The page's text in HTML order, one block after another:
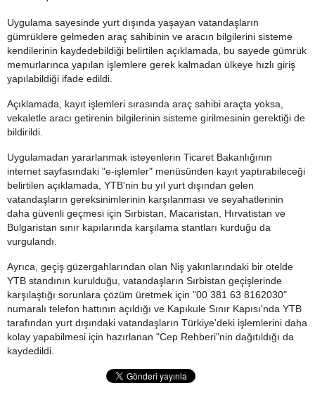
Uygulama sayesinde yurt dışında yaşayan vatandaşların
gümrüklere gelmeden araç sahibinin ve aracın bilgilerini sisteme
kendilerinin kaydedebildiği belirtilen açıklamada, bu sayede gümrük
memurlarınca yapılan işlemlere gerek kalmadan ülkeye hızlı giriş
yapılabildiği ifade edildi.
Açıklamada, kayıt işlemleri sırasında araç sahibi araçta yoksa,
vekaletle aracı getirenin bilgilerinin sisteme girilmesinin gerektiği de
bildirildi.
Uygulamadan yararlanmak isteyenlerin Ticaret Bakanlığının
internet sayfasındaki "e-işlemler" menüsünden kayıt yaptırabileceği
belirtilen açıklamada, YTB'nin bu yıl yurt dışından gelen
vatandaşların gereksinimlerinin karşılanması ve seyahatlerinin
daha güvenli geçmesi için Sırbistan, Macaristan, Hırvatistan ve
Bulgaristan sınır kapılarında karşılama stantları kurduğu da
vurgulandı.
Ayrıca, geçiş güzergahlarından olan Niş yakınlarındaki bir otelde
YTB standının kurulduğu, vatandaşların Sırbistan geçişlerinde
karşılaştığı sorunlara çözüm üretmek için "00 381 63 8162030"
numaralı telefon hattının açıldığı ve Kapıkule Sınır Kapısı'nda YTB
tarafından yurt dışındaki vatandaşların Türkiye'deki işlemlerini daha
kolay yapabilmesi için hazırlanan "Cep Rehberi"nin dağıtıldığı da
kaydedildi.